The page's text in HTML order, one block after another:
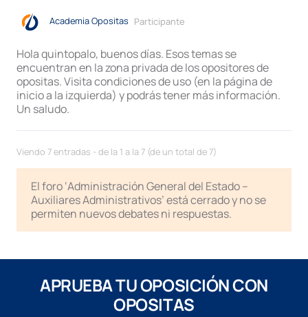
Academia Opositas Participante
Hola quintopalo, buenos días. Esos temas se
encuentran en la zona privada de los opositores de
opositas. Visita condiciones de uso (en la página de
inicio a la izquierda) y podrás tener más información.
Un saludo.
Viendo 7 entradas - de la 1 a la 7 (de un total de 7)
El foro ‘Administración General del Estado –
Auxiliares Administrativos’ está cerrado y no se
permiten nuevos debates ni respuestas.
APRUEBA TU OPOSICIÓN CON
OPOSITAS